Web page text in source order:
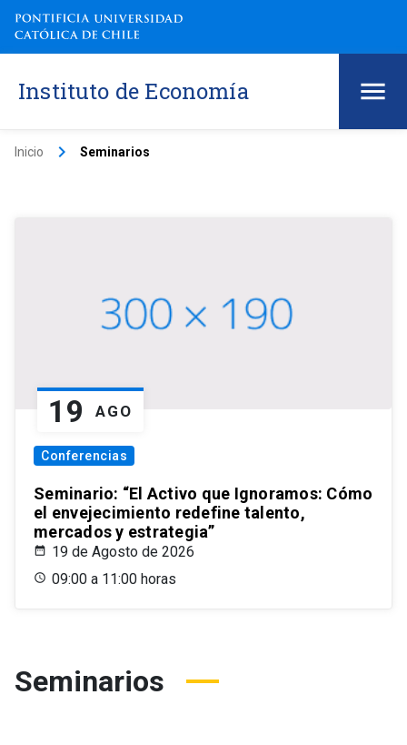
Instituto de Economía
Inicio keyboard_arrow_right Seminarios
19 AGO
Conferencias
Seminario: “El Activo que Ignoramos: Cómo
el envejecimiento redefine talento,
mercados y estrategia”
19 de Agosto de 2026
09:00 a 11:00 horas
Seminarios